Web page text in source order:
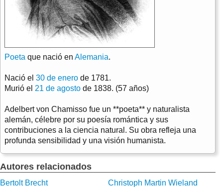
Poeta que nació en Alemania.
Nació el 30 de enero de 1781.
Murió el 21 de agosto de 1838. (57 años)
Adelbert von Chamisso fue un **poeta** y naturalista
alemán, célebre por su poesía romántica y sus
contribuciones a la ciencia natural. Su obra refleja una
profunda sensibilidad y una visión humanista.
Autores relacionados
Bertolt Brecht
Christoph Martin Wieland